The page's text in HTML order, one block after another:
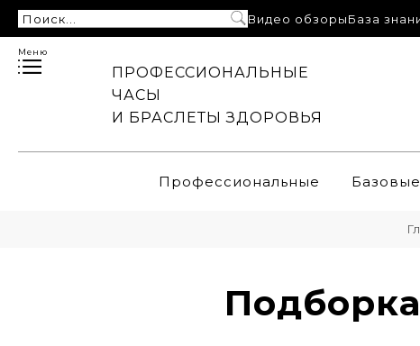
Видео обзорыБаза
Меню
ПРОФЕССИОНАЛЬНЫЕ
ЧАСЫ
И БРАСЛЕТЫ ЗДОРОВЬЯ
Профессиональные Базовые